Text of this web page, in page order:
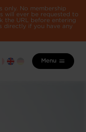
only. No membership
will ever be requested to
the URL before entering
directly if you have any
Menu